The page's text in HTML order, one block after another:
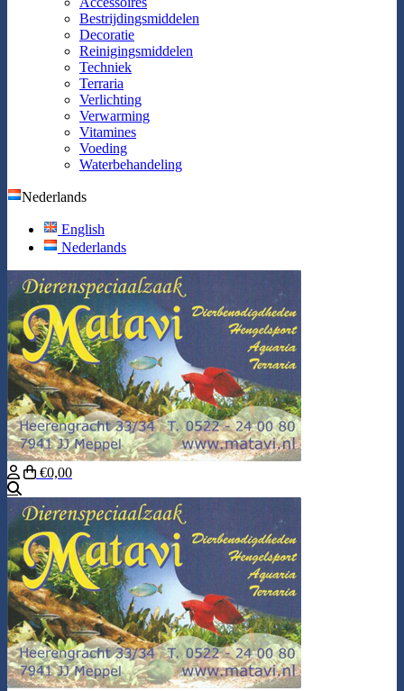
Bestrijdingsmiddelen
Decoratie
Reinigingsmiddelen
Techniek
Terraria
Verlichting
Verwarming
Vitamines
Voeding
Waterbehandeling
Nederlands
English
Nederlands
€0,00